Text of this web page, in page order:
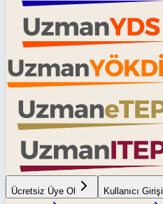
Ücretsiz Üye Ol Kullanıcı Girişi